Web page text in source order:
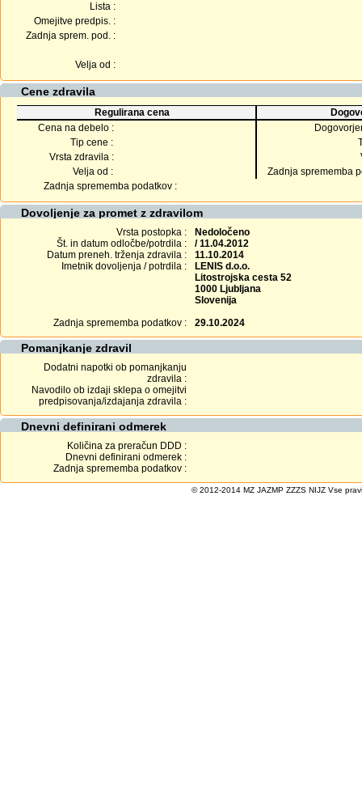
Lista :
Omejitve predpis. :
Zadnja sprem. pod. :
Velja od :
Cene zdravila
Regulirana cena
Cena na debelo :
Tip cene :
Vrsta zdravila :
Velja od :
Zadnja sprememba
Zadnja sprememba podatkov :
Dovoljenje za promet z zdravilom
Vrsta postopka :
Nedoločeno
Št. in datum odločbe/potrdila :
/ 11.04.2012
Datum preneh. trženja zdravila :
11.10.2014
Imetnik dovoljenja / potrdila :
LENIS d.o.o.
Litostrojska cesta 52
1000 Ljubljana
Slovenija
Zadnja sprememba podatkov :
29.10.2024
Pomanjkanje zdravil
Dodatni napotki ob pomanjkanju
zdravila :
Navodilo ob izdaji sklepa o omejitvi
predpisovanja/izdajanja zdravila :
Dnevni definirani odmerek
Količina za preračun DDD :
Dnevni definirani odmerek :
Zadnja sprememba podatkov :
© 2012-2014 MZ JAZMP ZZZS NIJZ Vse